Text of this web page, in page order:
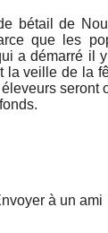
bétail de
que les
a démarré il
la veille de la
à un ami